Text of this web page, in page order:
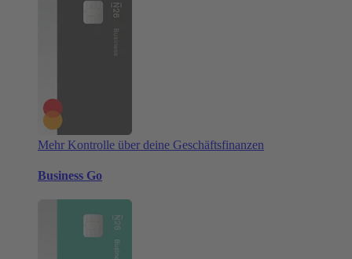
Mehr Kontrolle über deine Geschäftsfinanzen
Business Go